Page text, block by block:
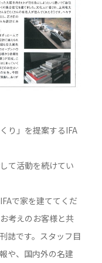
り」を提案するIFA
て活動を続けてい
で家を建ててくだ
考えのお客様と共
誌です。スタッフ目
や、国内外の名建